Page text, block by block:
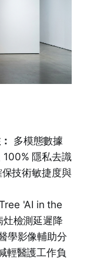
多模態數據
100% 隱私去識
技術敏捷度與
'AI in the
檢測延遲降
學影像輔助分
輕醫護工作負